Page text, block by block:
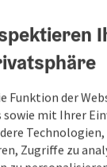
auf festem
durch das
vorbei an
Nordic
Funktion der
sowie mit Ihrer
Zugriffe zu